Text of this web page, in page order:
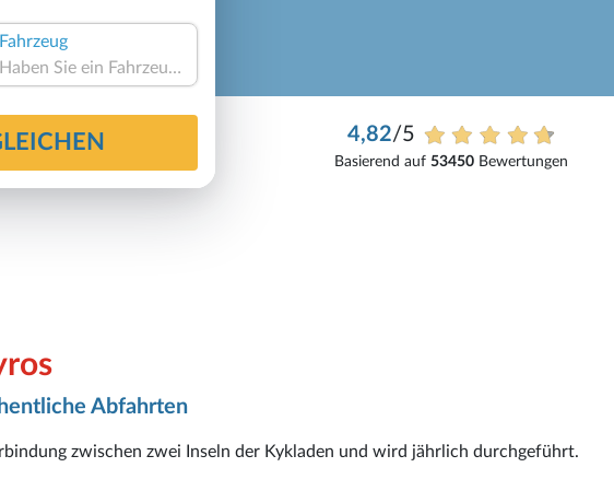
Fahrzeug
Haben Sie ein Fahrzeug?
4,82/5
Basierend auf53450 Bewertungen
Abfahrten
zwischen zwei Inseln der Kykladen und wird jährlich durchgeführt.